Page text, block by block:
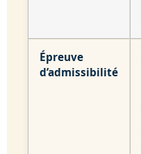
Épreuve
d’admissibilité